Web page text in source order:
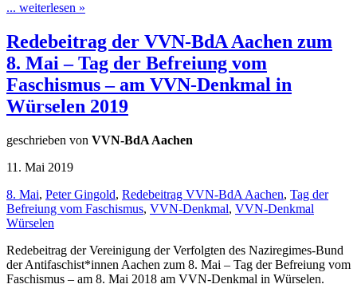
... weiterlesen »
Redebeitrag der VVN-BdA Aachen zum
8. Mai – Tag der Befreiung vom
Faschismus – am VVN-Denkmal in
Würselen 2019
geschrieben von VVN-BdA Aachen
11. Mai 2019
8. Mai, Peter Gingold, Redebeitrag VVN-BdA Aachen, Tag der
Befreiung vom Faschismus, VVN-Denkmal, VVN-Denkmal
Würselen
Redebeitrag der Vereinigung der Verfolgten des Naziregimes-Bund
der Antifaschist*innen Aachen zum 8. Mai – Tag der Befreiung vom
Faschismus – am 8. Mai 2018 am VVN-Denkmal in Würselen.